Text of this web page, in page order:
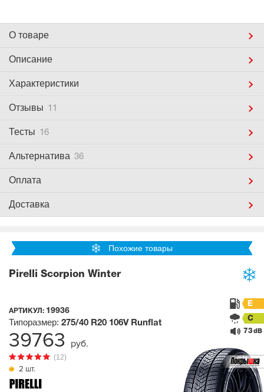
О товаре
Описание
Характеристики
Отзывы 11
Тесты 16
Альтернатива 36
Оплата
Доставка
Похожие товары
Pirelli Scorpion Winter
АРТИКУЛ: 19936
2 шт.
(12)
Типоразмер: 275/40 R20 106V Runflat
E
C
73 dB
39763 руб.